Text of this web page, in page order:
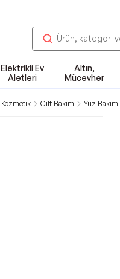
Elektrikli Ev
Aletleri
Altın,
Mücevher
Kozmetik Cilt Bakım Yüz Bakımı